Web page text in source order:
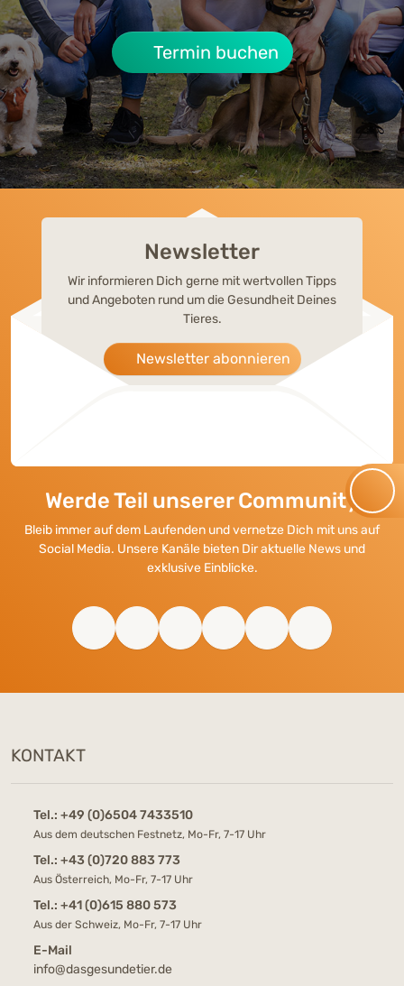
Termin buchen
Newsletter
Wir informieren Dich gerne mit wertvollen Tipps
und Angeboten rund um die Gesundheit Deines
Tieres.
Newsletter abonnieren
Werde Teil unserer Community
Bleib immer auf dem Laufenden und vernetze Dich mit uns auf
Social Media. Unsere Kanäle bieten Dir aktuelle News und
exklusive Einblicke.
KONTAKT
Tel.: +49 (0)6504 7433510
Aus dem deutschen Festnetz, Mo-Fr, 7-17 Uhr
Tel.: +43 (0)720 883 773
Aus Österreich, Mo-Fr, 7-17 Uhr
Tel.: +41 (0)615 880 573
Aus der Schweiz, Mo-Fr, 7-17 Uhr
E-Mail
info@dasgesundetier.de